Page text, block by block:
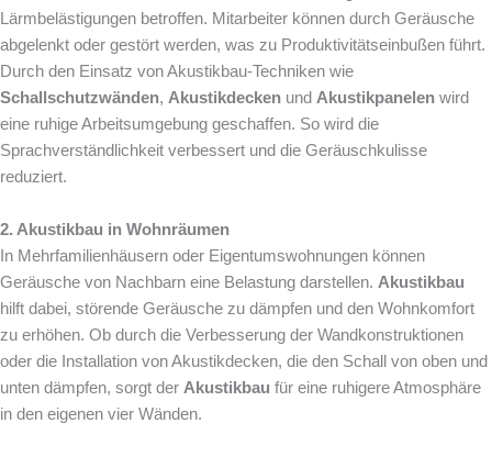
Lärmbelästigungen betroffen. Mitarbeiter können durch Geräusche
abgelenkt oder gestört werden, was zu Produktivitätseinbußen führt.
Durch den Einsatz von Akustikbau-Techniken wie
Schallschutzwänden, Akustikdecken und Akustikpanelen wird
eine ruhige Arbeitsumgebung geschaffen. So wird die
Sprachverständlichkeit verbessert und die Geräuschkulisse
reduziert.
2. Akustikbau in Wohnräumen
In Mehrfamilienhäusern oder Eigentumswohnungen können
Geräusche von Nachbarn eine Belastung darstellen. Akustikbau
hilft dabei, störende Geräusche zu dämpfen und den Wohnkomfort
zu erhöhen. Ob durch die Verbesserung der Wandkonstruktionen
oder die Installation von Akustikdecken, die den Schall von oben und
unten dämpfen, sorgt der Akustikbau für eine ruhigere Atmosphäre
in den eigenen vier Wänden.